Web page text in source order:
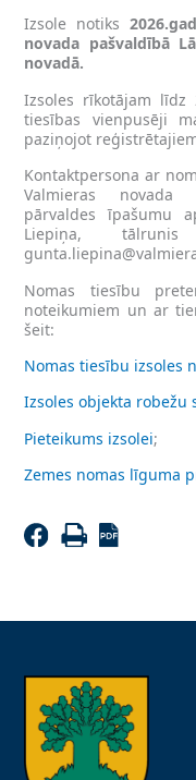
Izsole notiks
novada pašvaldībā
novadā.
Izsoles rīkotājam līdz
tiesības vienpusēji
paziņojot
Kontaktpersona ar
Valmieras novada
pārvaldes īpašumu
Liepiņa,
Nomas tiesību
noteikumiem un ar
šeit:
Nomas tiesību izsoles
Izsoles objekta robežu
Pieteikums izsolei;
Zemes nomas līguma